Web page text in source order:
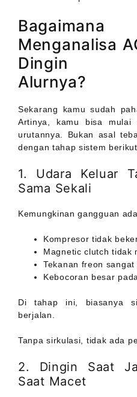
Menganalisa
Dingin
Alurnya?
Sekarang kamu sudah
Artinya, kamu bisa mulai
urutannya. Bukan asal
dengan tahap sistem
1. Udara Keluar
Sama Sekali
Kemungkinan gangguan
Kompresor tidak
Magnetic clutch tidak
Tekanan freon sangat
Kebocoran besar
Di tahap ini, biasanya
berjalan.
Tanpa sirkulasi, tidak ada
2. Dingin Saat
Saat Macet